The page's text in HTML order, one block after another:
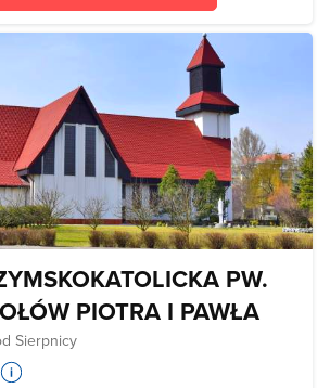
PW.
PIOTRA I PAWŁA
Sierpnicy